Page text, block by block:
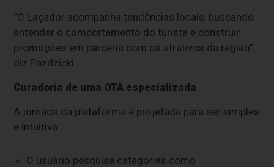
“O Laçador acompanha tendências locais, buscando
entender o comportamento do turista e construir
promoções em parceria com os atrativos da região”,
diz Pazdzicki.
Curadoria de uma OTA especializada
A jornada da plataforma é projetada para ser simples
e intuitiva:
O usuário pesquisa categorias como